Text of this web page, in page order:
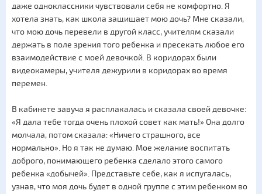
даже одноклассники чувствовали себя не комфортно. Я
хотела знать, как школа защищает мою дочь? Мне сказали,
что мою дочь перевели в другой класс, учителям сказали
держать в поле зрения того ребенка и пресекать любое его
взаимодействие с моей девочкой. В коридорах были
видеокамеры, учителя дежурили в коридорах во время
перемен.
В кабинете завуча я расплакалась и сказала своей девочке:
«Я дала тебе тогда очень плохой совет как мать!» Она долго
молчала, потом сказала: «Ничего страшного, все
нормально». Но я так не думаю. Мое желание воспитать
доброго, понимающего ребенка сделало этого самого
ребенка «добычей». Представьте себе, как я испугалась,
узнав, что моя дочь будет в одной группе с этим ребенком во